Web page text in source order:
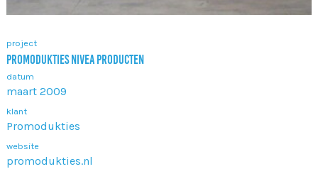
project
PROMODUKTIES NIVEA PRODUCTEN
datum
maart 2009
klant
Promodukties
website
promodukties.nl